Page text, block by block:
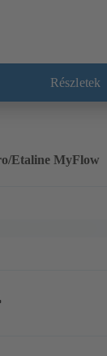
Részletek
Etaline MyFlow